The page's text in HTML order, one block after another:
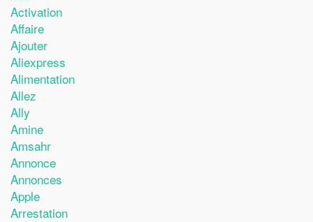
Activation
Affaire
Ajouter
Aliexpress
Alimentation
Allez
Ally
Amine
Amsahr
Annonce
Annonces
Apple
Arrestation